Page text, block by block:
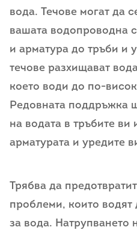
вода. Течове могат да
вашата водопроводна
и арматура до тръби и
течове разхищават
което води до по-
Редовната поддръжка
на водата в тръбите ви
арматурата и уредите
Трябва да
проблеми, които
за вода. Натрупването